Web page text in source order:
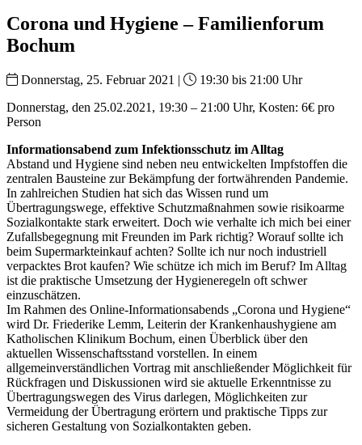
Corona und Hygiene – Familienforum
Bochum
Donnerstag, 25. Februar 2021 |
19:30 bis 21:00 Uhr
Donnerstag, den 25.02.2021, 19:30 – 21:00 Uhr, Kosten: 6€ pro
Person
Informationsabend zum Infektionsschutz im Alltag
Abstand und Hygiene sind neben neu entwickelten Impfstoffen die
zentralen Bausteine zur Bekämpfung der fortwährenden Pandemie.
In zahlreichen Studien hat sich das Wissen rund um
Übertragungswege, effektive Schutzmaßnahmen sowie risikoarme
Sozialkontakte stark erweitert. Doch wie verhalte ich mich bei einer
Zufallsbegegnung mit Freunden im Park richtig? Worauf sollte ich
beim Supermarkteinkauf achten? Sollte ich nur noch industriell
verpacktes Brot kaufen? Wie schütze ich mich im Beruf? Im Alltag
ist die praktische Umsetzung der Hygieneregeln oft schwer
einzuschätzen.
Im Rahmen des Online-Informationsabends „Corona und Hygiene“
wird Dr. Friederike Lemm, Leiterin der Krankenhaushygiene am
Katholischen Klinikum Bochum, einen Überblick über den
aktuellen Wissenschaftsstand vorstellen. In einem
allgemeinverständlichen Vortrag mit anschließender Möglichkeit für
Rückfragen und Diskussionen wird sie aktuelle Erkenntnisse zu
Übertragungswegen des Virus darlegen, Möglichkeiten zur
Vermeidung der Übertragung erörtern und praktische Tipps zur
sicheren Gestaltung von Sozialkontakten geben.